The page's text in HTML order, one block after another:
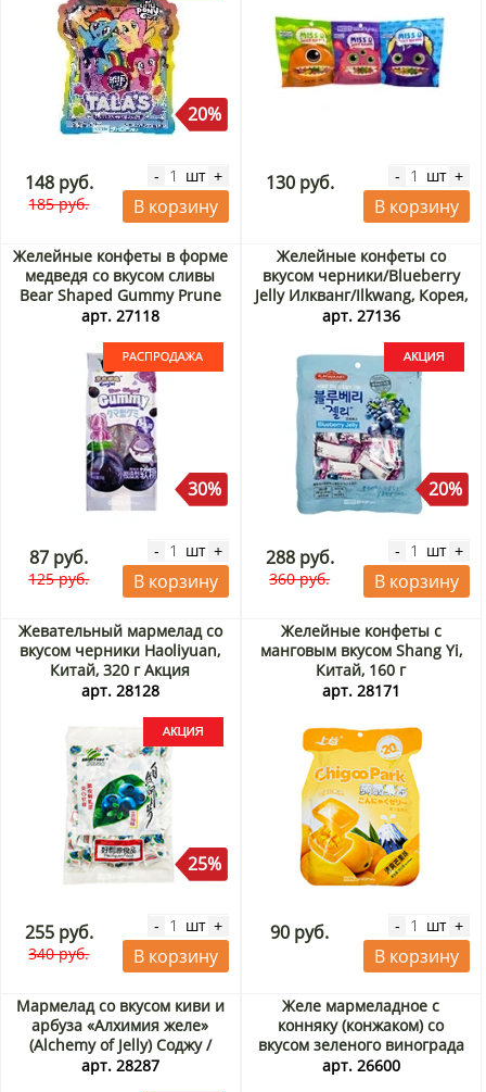
20%
148 руб.
185 руб.
- шт +
В корзину
130 руб. - шт +
В корзину
Желейные конфеты в форме
медведя со вкусом сливы
Bear Shaped Gummy Prune
Ennjoi Guandong Lefen,
01.09.2026. Распродажа
арт. 27118
30%
87 руб.
125 руб.
- шт +
В корзину
Желейные конфеты со
вкусом черники/Blueberry
Jelly Илкванг/Ilkwang, Корея,
150 г Акция
арт. 27136
20%
288 руб.
360 руб.
- шт +
В корзину
Жевательный мармелад со
вкусом черники Haoliyuan,
Китай, 320 г Акция
арт. 28128
25%
255 руб.
340 руб.
- шт +
В корзину
Желейные конфеты с
манговым вкусом Shang Yi,
Китай, 160 г
арт. 28171
90 руб. - шт +
В корзину
Мармелад со вкусом киви и
арбуза «Алхимия желе»
(Alchemy of Jelly) Соджу /
Seoju, Корея, 42 г Акция
арт. 28287
Желе мармеладное с
конняку (конжаком) со
вкусом зеленого винограда
Blike, Китай, 160 г
арт. 26600